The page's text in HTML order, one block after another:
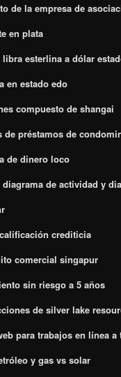
de la empresa de
en plata
esterlina a dólar
en estado edo
compuesto de shangai
de préstamos de
de dinero loco
diagrama de actividad y
crediticia
comercial singapur
sin riesgo a 5 años
de silver lake
para trabajos en línea a
y gas vs solar